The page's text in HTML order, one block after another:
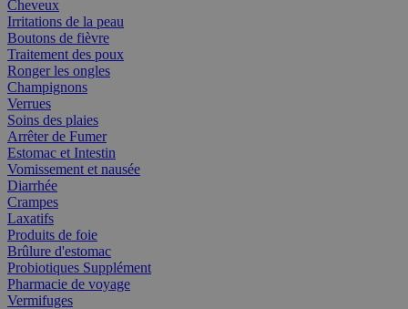
Cheveux
Irritations de la peau
Boutons de fièvre
Traitement des poux
Ronger les ongles
Champignons
Verrues
Soins des plaies
Arrêter de Fumer
Estomac et Intestin
Vomissement et nausée
Diarrhée
Crampes
Laxatifs
Produits de foie
Brûlure d'estomac
Probiotiques Supplément
Pharmacie de voyage
Vermifuges